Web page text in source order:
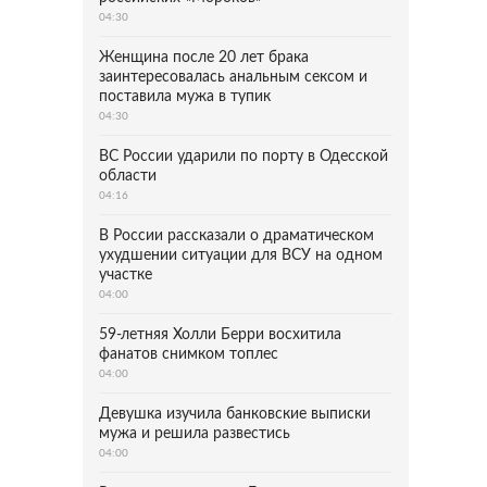
04:30
Женщина после 20 лет брака
заинтересовалась анальным сексом и
поставила мужа в тупик
04:30
ВС России ударили по порту в Одесской
области
04:16
В России рассказали о драматическом
ухудшении ситуации для ВСУ на одном
участке
04:00
59-летняя Холли Берри восхитила
фанатов снимком топлес
04:00
Девушка изучила банковские выписки
мужа и решила развестись
04:00